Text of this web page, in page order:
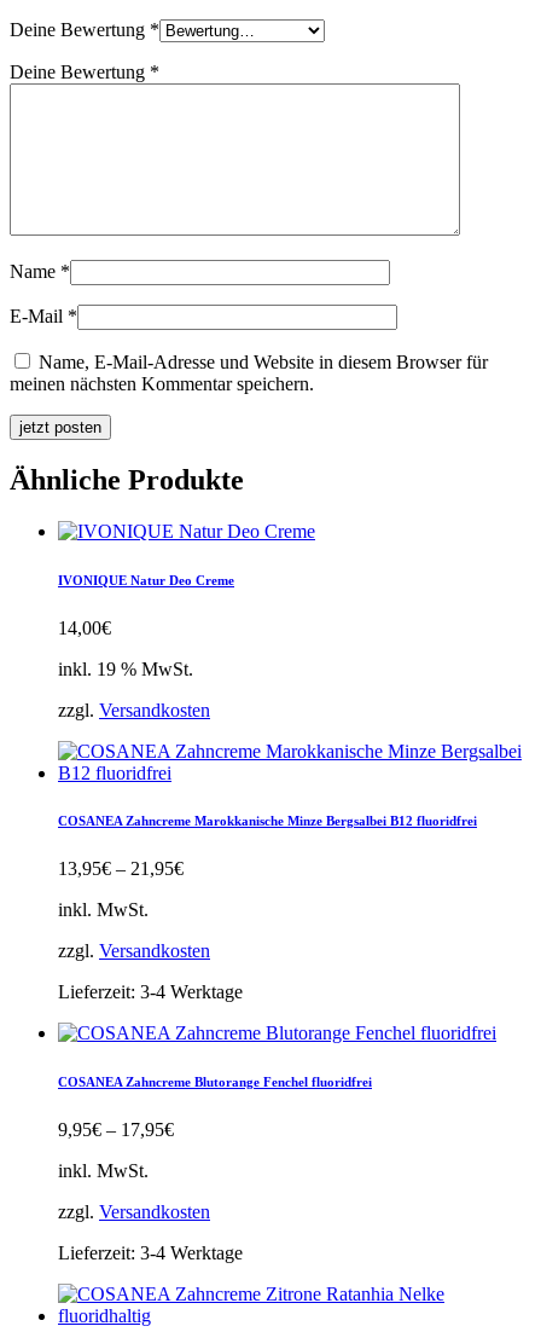
Deine Bewertung *
Deine Bewertung *
Name *
E-Mail *
Name, E-Mail-Adresse und Website in diesem Browser für
meinen nächsten Kommentar speichern.
jetzt posten
Ähnliche Produkte
IVONIQUE Natur Deo Creme
14,00€
inkl. 19 % MwSt.
zzgl. Versandkosten
COSANEA Zahncreme Marokkanische Minze Bergsalbei B12 fluoridfrei
13,95€ – 21,95€
inkl. MwSt.
zzgl. Versandkosten
Lieferzeit: 3-4 Werktage
COSANEA Zahncreme Blutorange Fenchel fluoridfrei
9,95€ – 17,95€
inkl. MwSt.
zzgl. Versandkosten
Lieferzeit: 3-4 Werktage